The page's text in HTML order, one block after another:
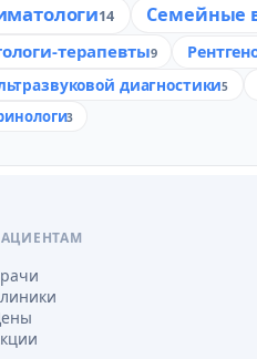
14 Семейные
терапевты9
диагностики5
3